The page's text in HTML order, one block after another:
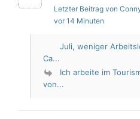
Letzter Beitrag von
vor 14 Minuten
Juli, weniger
Ca...
Ich arbeite im
von...